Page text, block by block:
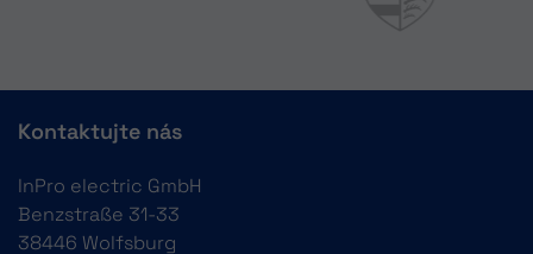
Kontaktujte nás
InPro electric GmbH
Benzstraße 31-33
38446 Wolfsburg